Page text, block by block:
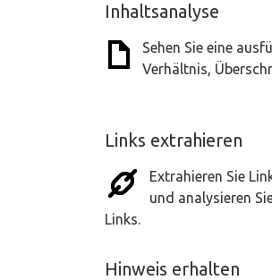
Inhaltsanalyse
Sehen Sie eine
Verhältnis,
Links extrahieren
Extrahieren Sie
und analysieren
Links.
Hinweis erhalten